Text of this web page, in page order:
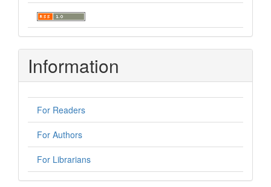
Information
For Readers
For Authors
For Librarians